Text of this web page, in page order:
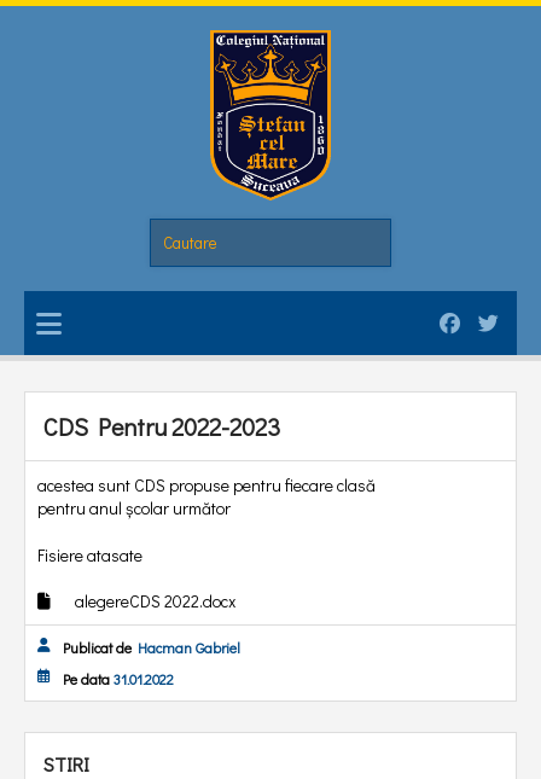
CDS Pentru 2022-2023
acestea sunt CDS propuse pentru fiecare clasă
pentru anul școlar următor
Fisiere atasate
alegereCDS 2022.docx
Publicat de Hacman Gabriel
Pe data31.01.2022
STIRI